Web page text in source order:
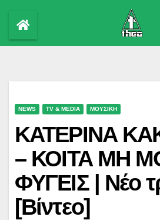
content
NEWS TV & MEDIA ΜΟΥΣΙΚΗ
ΚΑΤΕΡΙΝΑ
– ΚΟΙΤΑ ΜΗ
ΦΥΓΕΙΣ | Νέο
[Βίντεο]